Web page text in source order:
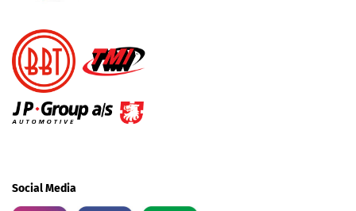
Social Media